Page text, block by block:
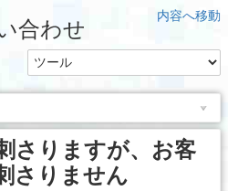
内容へ移動
合わせ
さりますが、お客
さりません